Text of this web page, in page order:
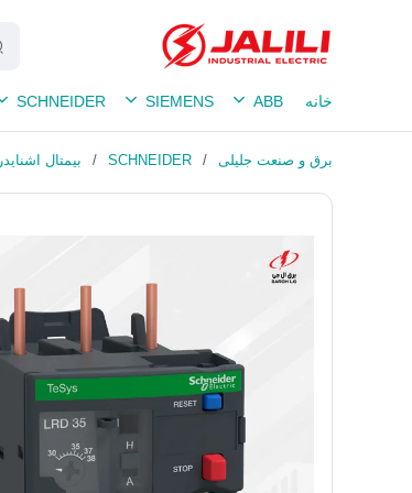
خانه ABB
SIEMENS
SCHNEIDER
برق و صنعت جلیلی /
SCHNEIDER
/ بیمتال اشنایدر